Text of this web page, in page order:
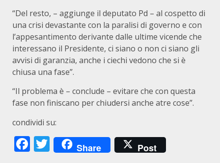
“Del resto, – aggiunge il deputato Pd – al cospetto di
una crisi devastante con la paralisi di governo e con
l’appesantimento derivante dalle ultime vicende che
interessano il Presidente, ci siano o non ci siano gli
avvisi di garanzia, anche i ciechi vedono che si è
chiusa una fase”.
“Il problema è – conclude – evitare che con questa
fase non finiscano per chiudersi anche atre cose”.
condividi su:
Facebook
Twitter
Share Post